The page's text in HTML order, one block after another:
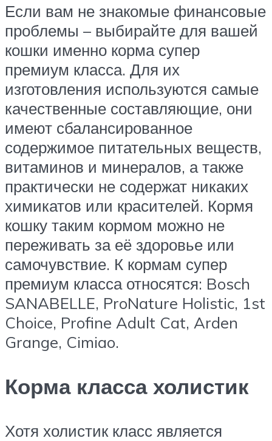
Если вам не знакомые финансовые
проблемы – выбирайте для вашей
кошки именно корма супер
премиум класса. Для их
изготовления используются самые
качественные составляющие, они
имеют сбалансированное
содержимое питательных веществ,
витаминов и минералов, а также
практически не содержат никаких
химикатов или красителей. Кормя
кошку таким кормом можно не
переживать за её здоровье или
самочувствие. К кормам супер
премиум класса относятся: Bosch
SANABELLE, ProNature Holistic, 1st
Choice, Profine Adult Cat, Arden
Grange, Cimiao.
Корма класса холистик
Хотя холистик класс является